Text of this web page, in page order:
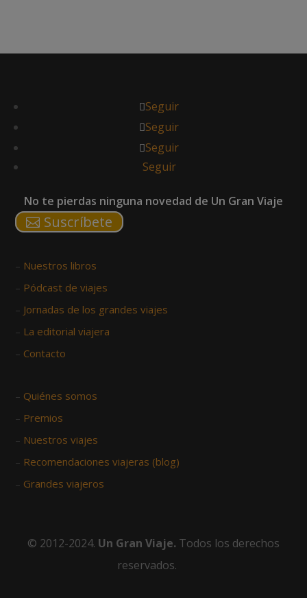
Seguir
Seguir
Seguir
Seguir
No te pierdas ninguna novedad de Un Gran Viaje
Suscríbete
– Nuestros libros
– Pódcast de viajes
– Jornadas de los grandes viajes
– La editorial viajera
– Contacto
– Quiénes somos
– Premios
– Nuestros viajes
– Recomendaciones viajeras (blog)
– Grandes viajeros
© 2012-2024. Un Gran Viaje. Todos los derechos
reservados.